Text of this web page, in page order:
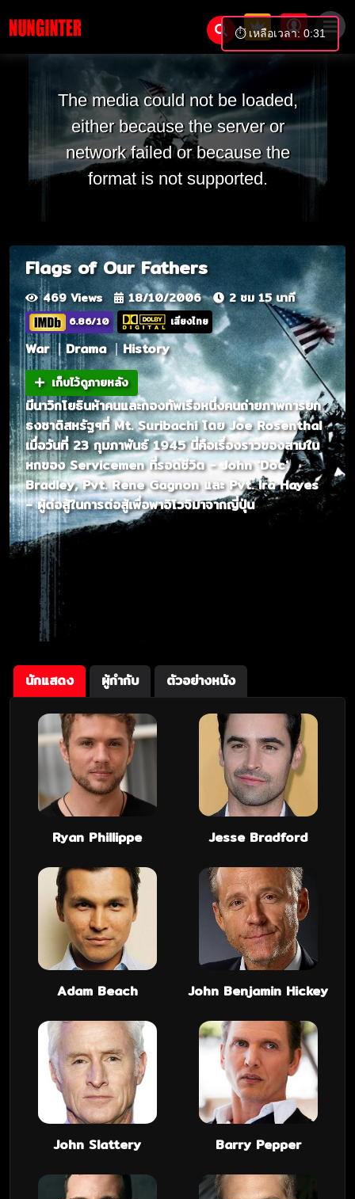
The media could not be loaded,
either because the server or
network failed or because the
format is not supported.
Flags of Our Fathers
469 Views 18/10/2006 2 ชม 15 นาที
6.86/10 เสียงไทย
War Drama History
เก็บไว้ดูภายหลัง
มีนาวิกโยธินห้าคนและกองทัพเรือหนึ่งคนถ่ายภาพการยก
ธงชาติสหรัฐฯที่ Mt. Suribachi โดย Joe Rosenthal
เมื่อวันที่ 23 กุมภาพันธ์ 1945 นี่คือเรื่องราวของสามใน
หกของ Servicemen ที่รอดชีวิต - John 'Doc'
Bradley, Pvt. Rene Gagnon และ Pvt. Ira Hayes
- ผู้ต่อสู้ในการต่อสู้เพื่อพาอิโวจิมาจากญี่ปุ่น
นักแสดง ผู้กำกับ ตัวอย่างหนัง
Ryan Phillippe Jesse Bradford
Adam Beach John Benjamin Hickey
John Slattery Barry Pepper
⏱️ เหลือเวลา: 0:31